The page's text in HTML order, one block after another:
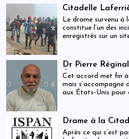
désormais les
Citadelle
ayant fait plus
cours et zones
Le drame survenu à
constitue l’un des
enregistrés sur un
Dr Pierre
États-Unis pour
accord
Cet accord met fin
mais s’accompagne
aux États-Unis pour
Drame à la
l’ISPAN et du
Après ce qui s’est